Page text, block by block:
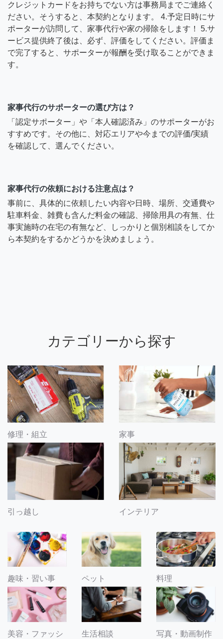
クレジットカードをお持ちでない方は事務局までご連絡く
ださい。そうすると、本契約となります。 4.予定日時にサ
ポーターが訪問して、家事代行や家の掃除をします！ 5.サ
ービス提供終了後は、必ず、評価をしてください。評価ま
で完了すると、サポーターが報酬を受け取ることができま
す。
家事代行のサポーターの選び方は？
「認定サポーター」や「本人確認済み」のサポーターがお
すすめです。その他に、対応エリアや今までの評価/実績
を確認して、選んでください。
家事代行の依頼における注意点は？
事前に、具体的に依頼したい内容や日時、場所、交通費や
駐車料金、雑費も含んだ料金の確認、掃除用具の有無、仕
事実施時の在宅の有無など、しっかりと個別相談をしてか
ら本契約をするかどうかを決めましょう。
カテゴリーから探す
修理・組立 家事
引っ越し インテリア
趣味・習い事 ペット 料理
美容・ファッシ
生活相談 写真・動画制作